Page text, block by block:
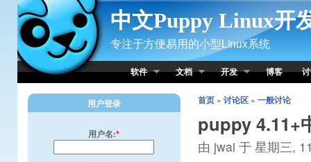
Skip to Content
中文Puppy Linux开
专注于方便易用的小型Linux系统
软件 文档 开发 博客
首页» 讨论区» 一般讨论
puppy 4.11+
由 jwai 于 星期三,
用户登录
用户名:*